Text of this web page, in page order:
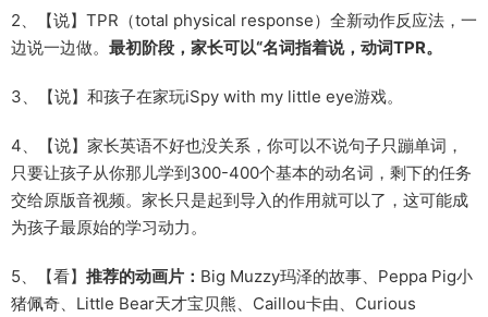
2、【说】TPR（total physical response）全新动作反应法，一
边说一边做。 最初阶段，家长可以“名词指着说，动词TPR。
3、【说】和孩子在家玩iSpy with my little eye游戏。
4、【说】家长英语不好也没关系，你可以不说句子只蹦单词，
只要让孩子从你那儿学到300-400个基本的动名词，剩下的任务
交给原版音视频。家长只是起到导入的作用就可以了，这可能成
为孩子最原始的学习动力。
5、【看】 推荐的动画片： Big Muzzy玛泽的故事、Peppa Pig小
猪佩奇、Little Bear天才宝贝熊、Caillou卡由、Curious